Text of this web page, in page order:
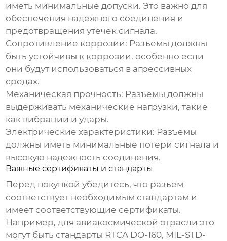
иметь минимальные допуски. Это важно для
обеспечения надежного соединения и
предотвращения утечек сигнала.
Сопротивление коррозии: Разъемы должны
быть устойчивы к коррозии, особенно если
они будут использоваться в агрессивных
средах.
Механическая прочность: Разъемы должны
выдерживать механические нагрузки, такие
как вибрации и удары.
Электрические характеристики: Разъемы
должны иметь минимальные потери сигнала и
высокую надежность соединения.
Важные сертификаты и стандарты
Перед покупкой убедитесь, что разъем
соответствует необходимым стандартам и
имеет соответствующие сертификаты.
Например, для авиакосмической отрасли это
могут быть стандарты RTCA DO-160, MIL-STD-